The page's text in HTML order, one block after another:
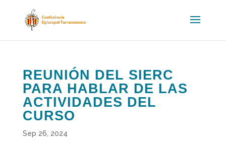
REUNIÓN DEL SIERC
PARA HABLAR DE LAS
ACTIVIDADES DEL
CURSO
Sep 26, 2024